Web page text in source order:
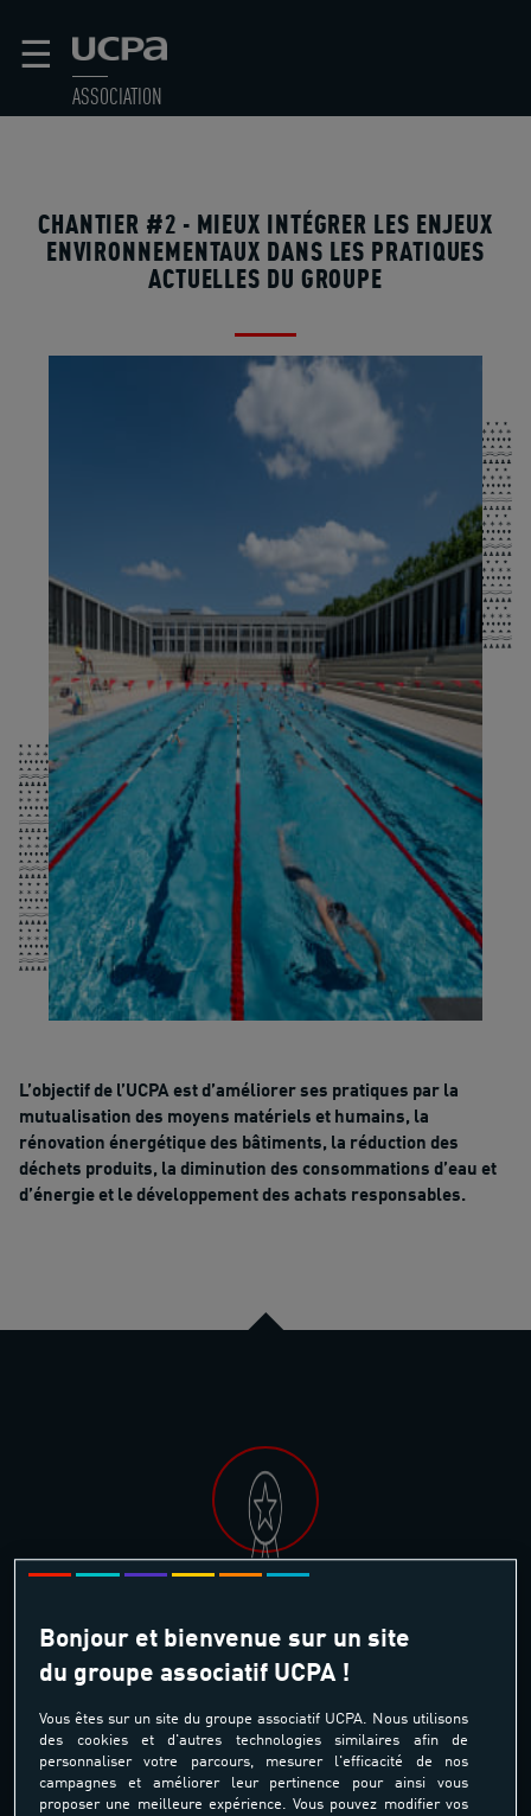
☰
ASSOCIATION
CHANTIER #2 - MIEUX INTÉGRER LES ENJEUX
ENVIRONNEMENTAUX DANS LES PRATIQUES
ACTUELLES DU GROUPE
L’objectif de l’UCPA est d’améliorer ses pratiques par la
mutualisation des moyens matériels et humains, la
rénovation énergétique des bâtiments, la réduction des
déchets produits, la diminution des consommations d’eau et
d’énergie et le développement des achats responsables.
-10%
D'électricité et de gaz
Bonjour et bienvenue sur un site
du groupe associatif UCPA !
Vous êtes sur un site du groupe associatif UCPA. Nous utilisons
des cookies et d'autres technologies similaires afin de
personnaliser votre parcours, mesurer l'efficacité de nos
campagnes et améliorer leur pertinence pour ainsi vous
proposer une meilleure expérience. Vous pouvez modifier vos